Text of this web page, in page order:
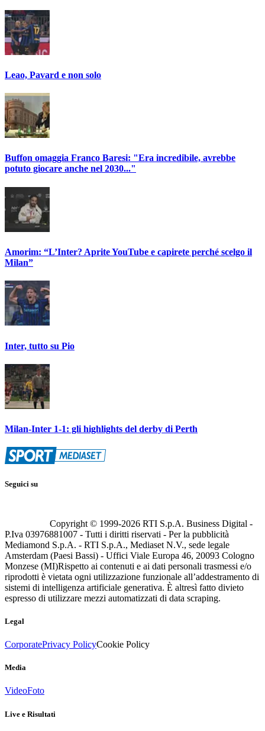
Leao, Pavard e non solo
Buffon omaggia Franco Baresi: "Era incredibile, avrebbe
potuto giocare anche nel 2030..."
Amorim: “L’Inter? Aprite YouTube e capirete perché scelgo il
Milan”
Inter, tutto su Pio
Milan-Inter 1-1: gli highlights del derby di Perth
Seguici su
Copyright © 1999-2026 RTI S.p.A. Business Digital -
P.Iva 03976881007 - Tutti i diritti riservati - Per la pubblicità
Mediamond S.p.A. - RTI S.p.A., Mediaset N.V., sede legale
Amsterdam (Paesi Bassi) - Uffici Viale Europa 46, 20093 Cologno
Monzese (MI)Rispetto ai contenuti e ai dati personali trasmessi e/o
riprodotti è vietata ogni utilizzazione funzionale all’addestramento di
sistemi di intelligenza artificiale generativa. È altresì fatto divieto
espresso di utilizzare mezzi automatizzati di data scraping.
Legal
CorporatePrivacy PolicyCookie Policy
Media
VideoFoto
Live e Risultati